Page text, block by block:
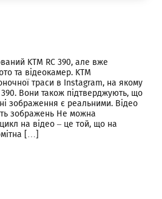
KTM RC 390, але вже
та відеокамер. KTM
траси в Instagram, на якому
390. Вони також підтверджують, що
зображення є реальними. Відео
зображень Не можна
на відео – це той, що на
[…]